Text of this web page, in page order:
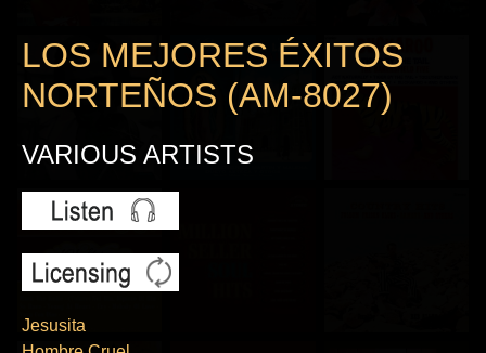
LOS MEJORES ÉXITOS
NORTEÑOS (AM-8027)
VARIOUS ARTISTS
Jesusita